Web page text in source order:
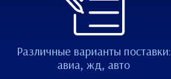
Различные варианты поставки:
авиа, жд, авто